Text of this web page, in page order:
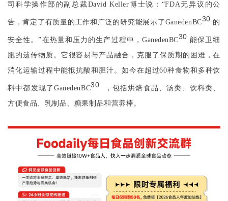
司科学操作部的副总裁David Keller博士说：“FDA无异议的公
告，肯定了有质量的工作和广泛的研究能展示了 GanedenBC30 的
安全性。”在热量和压力的生产过程中， GanedenBC30 能保卫细
胞的遗传物质。它很容易与产品融合，克服了保质期的困难，在
消化运输过程中能抵抗酸和胆汁。如今在超过60种食物和多种饮
料中都发现了GanedenBC30
，包括烘焙食品、汤类、饮料类、
方便食品、乳制品、糖果制品和营养棒。